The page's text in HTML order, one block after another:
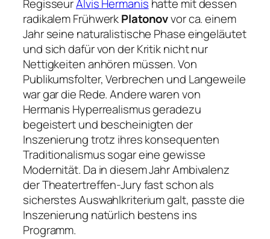
RegisseurAlvis Hermanis hatte mit dessen
radikalem FrühwerkPlatonovvor ca. einem
Jahr seine naturalistische Phase eingeläutet
und sich dafür von der Kritik nicht nur
Nettigkeiten anhören müssen. Von
Publikumsfolter, Verbrechen und Langeweile
war gar die Rede. Andere waren von
Hermanis Hyperrealismus geradezu
begeistert und bescheinigten der
Inszenierung trotz ihres konsequenten
Traditionalismus sogar eine gewisse
Modernität. Da in diesem Jahr Ambivalenz
der Theatertreffen-Jury fast schon als
sicherstes Auswahlkriterium galt, passte die
Inszenierung natürlich bestens ins
Programm.